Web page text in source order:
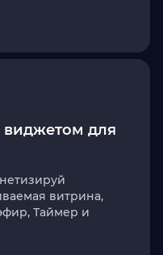
виджетом для
витрина,
Таймер и